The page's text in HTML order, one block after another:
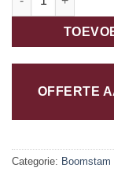
OFFERTE
Categorie: Boomstam